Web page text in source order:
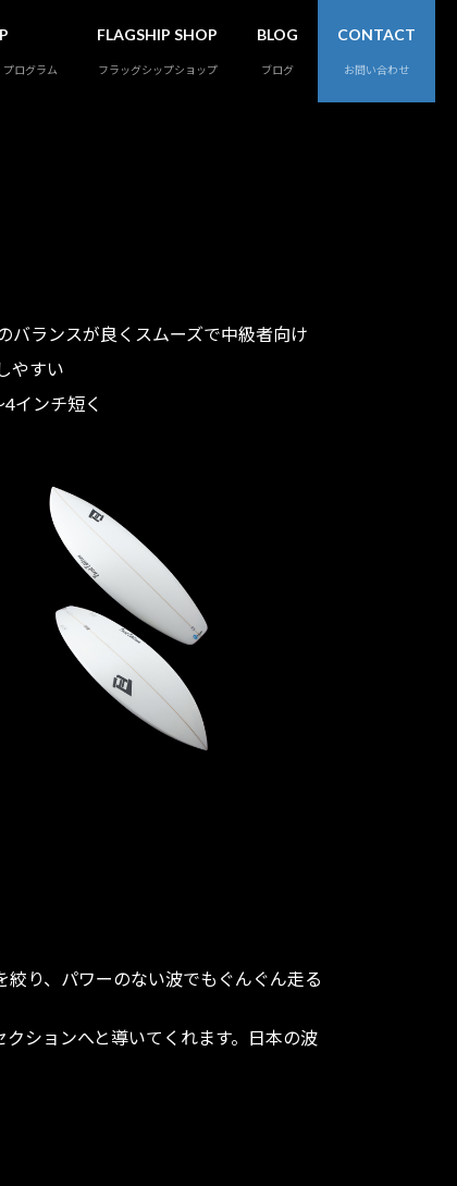
プログラム
FLAGSHIP SHOP
フラッグシップショップ
BLOG
ブログ
CONTACT
お問い合わせ
バランスが良くスムーズで中級者向け
やすい
インチ短く
り、パワーのない波でもぐんぐん走る
ションへと導いてくれます。日本の波